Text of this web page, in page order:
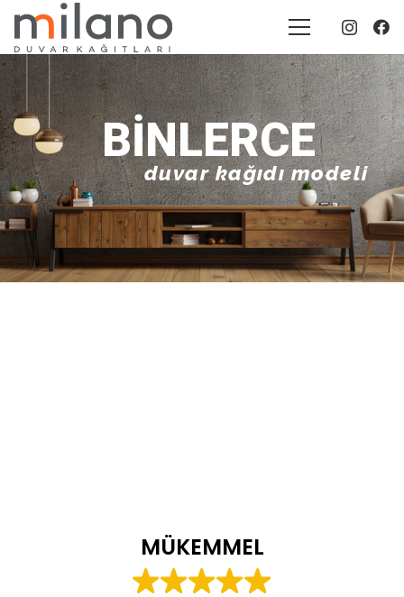
BINLERCE
duvar kağıdı modeli
MÜKEMMEL